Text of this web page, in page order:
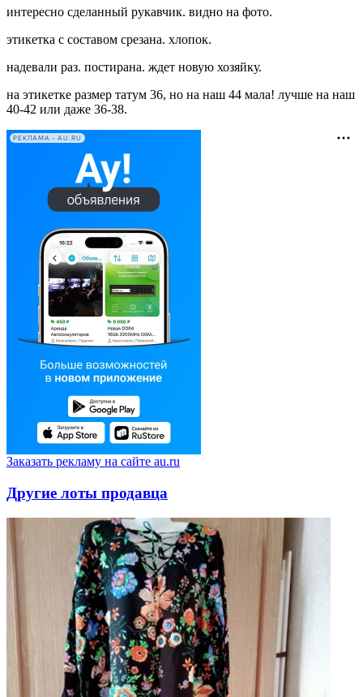
интересно сделанный рукавчик. видно на фото.
этикетка с составом срезана. хлопок.
надевали раз. постирана. ждет новую хозяйку.
на этикетке размер татум 36, но на наш 44 мала! лучше на наш
40-42 или даже 36-38.
РЕКЛАМА • AU.RU
Заказать рекламу на сайте au.ru
Другие лоты продавца